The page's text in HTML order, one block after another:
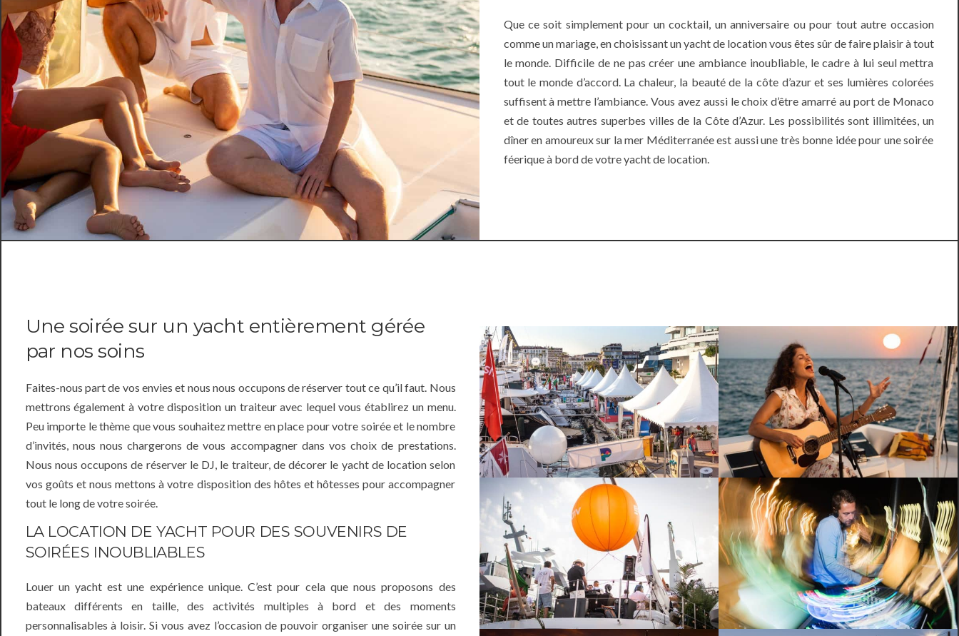
Que ce soit simplement pour un cocktail, un anniversaire ou pour tout autre occasion
comme un mariage, en choisissant un yacht de location vous êtes sûr de faire plaisir à tout
le monde. Difficile de ne pas créer une ambiance inoubliable, le cadre à lui seul mettra
tout le monde d’accord. La chaleur, la beauté de la côte d’azur et ses lumières colorées
suffisent à mettre l’ambiance. Vous avez aussi le choix d’être amarré au port de Monaco
et de toutes autres superbes villes de la Côte d’Azur. Les possibilités sont illimitées, un
dîner en amoureux sur la mer Méditerranée est aussi une très bonne idée pour une soirée
féerique à bord de votre yacht de location.
Une soirée sur un yacht entièrement gérée
par nos soins
Faites-nous part de vos envies et nous nous occupons de réserver tout ce qu’il faut. Nous
mettrons également à votre disposition un traiteur avec lequel vous établirez un menu.
Peu importe le thème que vous souhaitez mettre en place pour votre soirée et le nombre
d’invités, nous nous chargerons de vous accompagner dans vos choix de prestations.
Nous nous occupons de réserver le DJ, le traiteur, de décorer le yacht de location selon
vos goûts et nous mettons à votre disposition des hôtes et hôtesses pour accompagner
tout le long de votre soirée.
LA LOCATION DE YACHT POUR DES SOUVENIRS DE
SOIRÉES INOUBLIABLES
Louer un yacht est une expérience unique. C’est pour cela que nous proposons des
bateaux différents en taille, des activités multiples à bord et des moments
personnalisables à loisir. Si vous avez l’occasion de pouvoir organiser une soirée sur un